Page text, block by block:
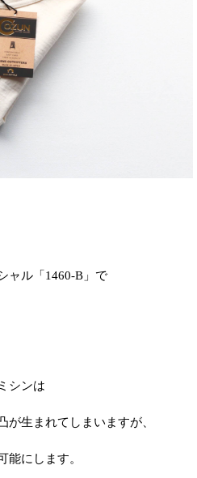
ャル「1460-B」で
シンは
生まれてしまいますが、
能にします。